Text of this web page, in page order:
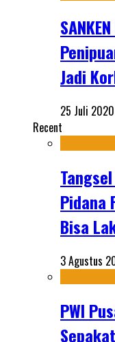
Jadi
25 Juli 2020
Recent
Pidana
Bisa
3 Agustus
PWI